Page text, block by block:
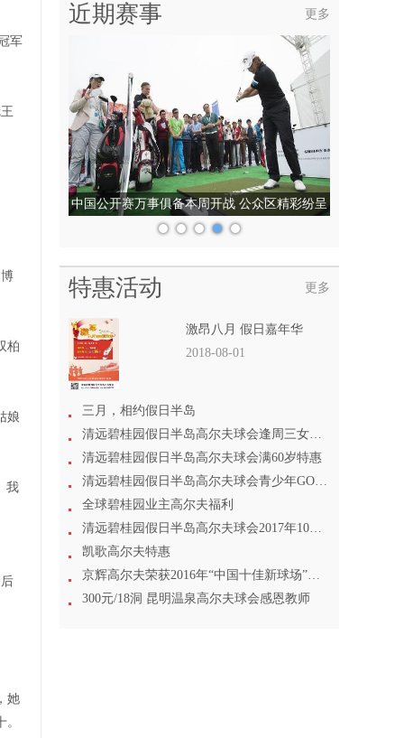
军
柏
娘
我
她
更多
近期赛事
中国公开赛万事俱备本周开战 公众区精彩纷呈
更多
特惠活动
激昂八月 假日嘉年华
2018-08-01
三月，相约假日半岛
清远碧桂园假日半岛高尔夫球会逢周三女士尊享
清远碧桂园假日半岛高尔夫球会满60岁特惠
清远碧桂园假日半岛高尔夫球会青少年GOLF专场
全球碧桂园业主高尔夫福利
清远碧桂园假日半岛高尔夫球会2017年10月1日起打球特惠
凯歌高尔夫特惠
京辉高尔夫荣获2016年“中国十佳新球场”称号
300元/18洞 昆明温泉高尔夫球会感恩教师